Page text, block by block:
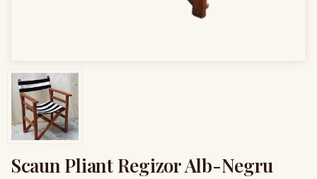
Scaun Pliant Regizor Alb-Negru